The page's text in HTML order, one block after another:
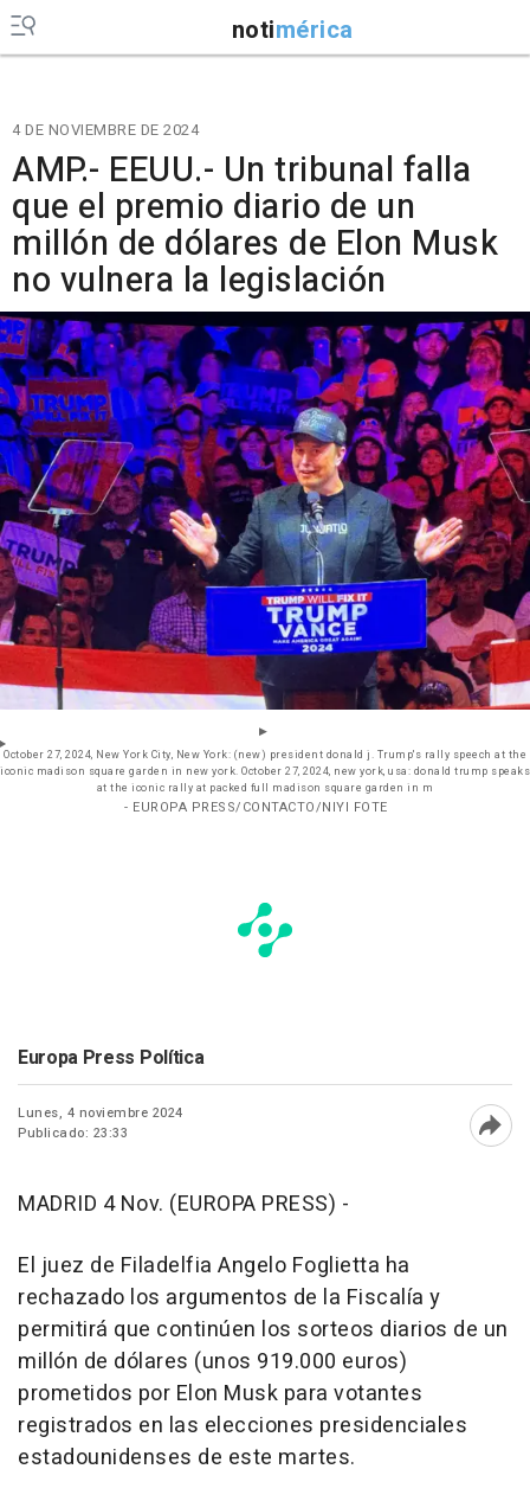
notimérica
4 DE NOVIEMBRE DE 2024
AMP.- EEUU.- Un tribunal falla
que el premio diario de un
millón de dólares de Elon Musk
no vulnera la legislación
October 27, 2024, New York City, New York: (new) president donald j. Trump's rally speech at the
iconic madison square garden in new york. October 27, 2024, new york, usa: donald trump speaks
at the iconic rally at packed full madison square garden in m
- EUROPA PRESS/CONTACTO/NIYI FOTE
Europa Press Política
Lunes, 4 noviembre 2024
Publicado: 23:33
MADRID 4 Nov. (EUROPA PRESS) -
El juez de Filadelfia Angelo Foglietta ha
rechazado los argumentos de la Fiscalía y
permitirá que continúen los sorteos diarios de un
millón de dólares (unos 919.000 euros)
prometidos por Elon Musk para votantes
registrados en las elecciones presidenciales
estadounidenses de este martes.